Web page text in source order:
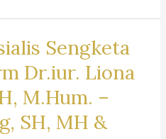
Sengketa
Dr.iur. Liona
M.Hum. –
SH, MH &